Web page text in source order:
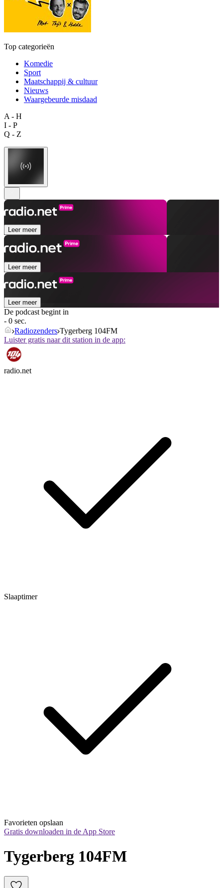
Top categorieën
Komedie
Sport
Maatschappij & cultuur
Nieuws
Waargebeurde misdaad
A - H
I - P
Q - Z
Leer meer
Leer meer
Leer meer
De podcast begint in
- 0 sec.
Radiozenders Tygerberg 104FM
Luister gratis naar dit station in de app:
radio.net
Slaaptimer
Favorieten opslaan
Gratis downloaden in de App Store
Tygerberg 104FM